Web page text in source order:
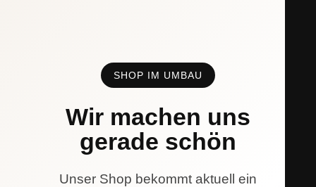
SHOP IM UMBAU
Wir machen uns
gerade schön
Unser Shop bekommt aktuell ein